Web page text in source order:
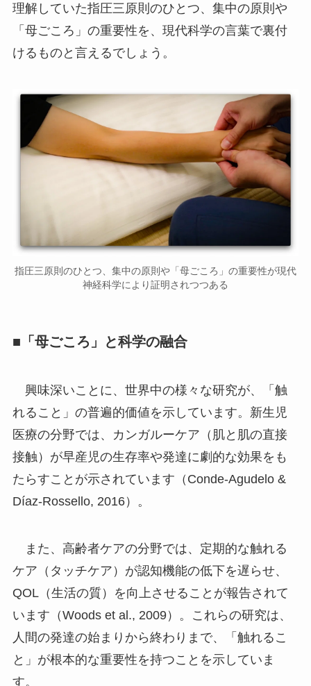
理解していた指圧三原則のひとつ、集中の原則や
「母ごころ」の重要性を、現代科学の言葉で裏付
けるものと言えるでしょう。
指圧三原則のひとつ、集中の原則や「母ごころ」の重要性が現代
神経科学により証明されつつある
■「母ごころ」と科学の融合
興味深いことに、世界中の様々な研究が、「触
れること」の普遍的価値を示しています。新生児
医療の分野では、カンガルーケア（肌と肌の直接
接触）が早産児の生存率や発達に劇的な効果をも
たらすことが示されています（Conde-Agudelo &
Díaz-Rossello, 2016）。
また、高齢者ケアの分野では、定期的な触れる
ケア（タッチケア）が認知機能の低下を遅らせ、
QOL（生活の質）を向上させることが報告されて
います（Woods et al., 2009）。これらの研究は、
人間の発達の始まりから終わりまで、「触れるこ
と」が根本的な重要性を持つことを示していま
す。